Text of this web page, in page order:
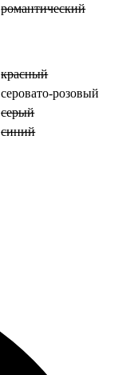
романтический
красный
серовато-розовый
серый
синий